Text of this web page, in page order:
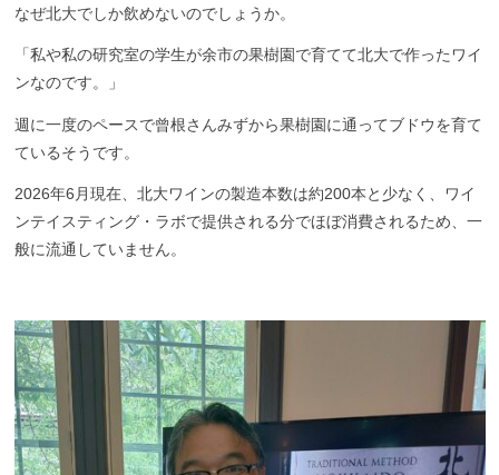
なぜ北大でしか飲めないのでしょうか。
「私や私の研究室の学生が余市の果樹園で育てて北大で作ったワイ
ンなのです。」
週に一度のペースで曾根さんみずから果樹園に通ってブドウを育て
ているそうです。
2026年6月現在、北大ワインの製造本数は約200本と少なく、ワイ
ンテイスティング・ラボで提供される分でほぼ消費されるため、一
般に流通していません。